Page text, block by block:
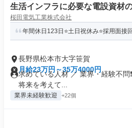
生活インフラに必要な電設資材
桜田電気工業株式会社
年間休日123日⭐土日祝休み⭐採用面接
長野県松本市大字笹賀
月給23万円～35万4000円
求めている人材 ／ 業界・経験不問
将来を考えて...
業界未経験歓迎 +22個